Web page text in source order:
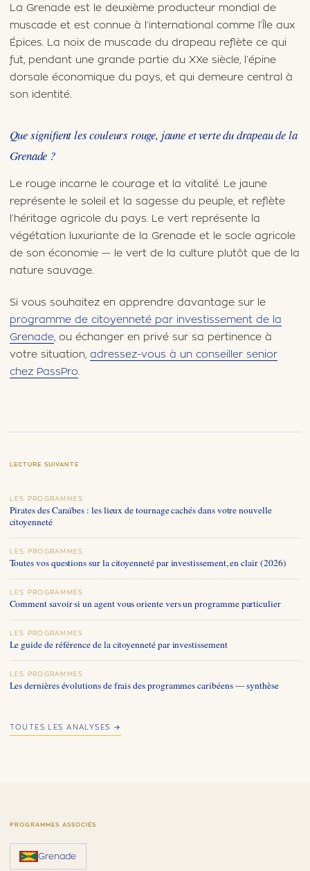
La Grenade est le deuxième producteur mondial de
muscade et est connue à l’international comme l’Île aux
Épices. La noix de muscade du drapeau reflète ce qui
fut, pendant une grande partie du XXe siècle, l’épine
dorsale économique du pays, et qui demeure central à
son identité.
Que signifient les couleurs rouge, jaune et verte du drapeau de la
Grenade ?
Le rouge incarne le courage et la vitalité. Le jaune
représente le soleil et la sagesse du peuple, et reflète
l’héritage agricole du pays. Le vert représente la
végétation luxuriante de la Grenade et le socle agricole
de son économie — le vert de la culture plutôt que de la
nature sauvage.
Si vous souhaitez en apprendre davantage sur le
programme de citoyenneté par investissement de la
Grenade, ou échanger en privé sur sa pertinence à
votre situation, adressez-vous à un conseiller senior
chez PassPro
LECTURE SUIVANTE
LES PROGRAMMES
Pirates des Caraïbes : les lieux de tournage cachés dans votre nouvelle
citoyenneté
LES PROGRAMMES
Toutes vos questions sur la citoyenneté par investissement, en clair (2026)
LES PROGRAMMES
Comment savoir si un agent vous oriente vers un programme particulier
LES PROGRAMMES
Le guide de référence de la citoyenneté par investissement
LES PROGRAMMES
Les dernières évolutions de frais des programmes caribéens — synthèse
TOUTES LES ANALYSES →
PROGRAMMES ASSOCIÉS
Grenade